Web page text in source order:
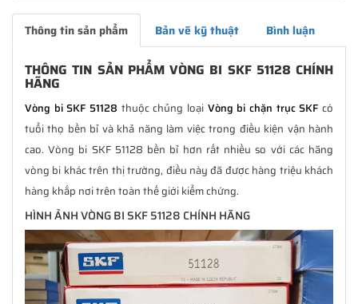
Thông tin sản phẩm Bản vẽ kỹ thuật Bình luận
THÔNG TIN SẢN PHẨM VÒNG BI SKF 51128 CHÍNH
HÃNG
Vòng bi SKF 51128 thuộc chủng loại Vòng bi chặn trục SKF có
tuổi thọ bền bỉ và khả năng làm việc trong điều kiện vận hành
cao. Vòng bi SKF 51128 bền bỉ hơn rất nhiều so với các hãng
vòng bi khác trên thị trường, điều này đã được hàng triệu khách
hàng khắp nơi trên toàn thế giới kiểm chứng.
HÌNH ẢNH VÒNG BI SKF 51128 CHÍNH HÃNG